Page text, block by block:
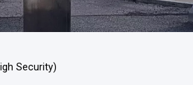
Security)